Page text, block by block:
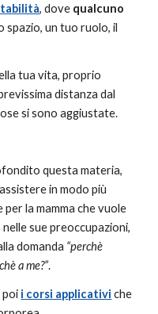
, dove qualcuno
spazio, un tuo ruolo, il
tua vita, proprio
distanza dal
si sono aggiustate.
questa materia,
in modo più
la mamma che vuole
sue preoccupazioni,
domanda “perchè
a me?”.
poi i corsi applicativi che